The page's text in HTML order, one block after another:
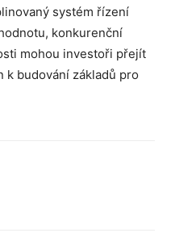
systém řízení
konkurenční
mohou investoři přejít
k budování základů pro